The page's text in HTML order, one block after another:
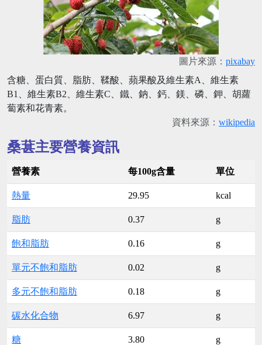
圖片來源： pixabay
含糖、蛋白質、脂肪、鞣酸、蘋果酸及維生素A、維生素
B1、維生素B2、維生素C、鐵、鈉、鈣、鎂、磷、鉀、胡蘿
蔔素和花青素。
資料來源： wikipedia
桑葚主要營養資訊
營養素 每100g含量 單位
熱量 29.95 kcal
脂肪 0.37 g
飽和脂肪 0.16 g
單元不飽和脂肪 0.02 g
多元不飽和脂肪 0.18 g
碳水化合物 6.97 g
糖 3.80 g